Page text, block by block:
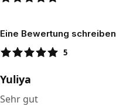
Eine Bewertung schreiben
5
Yuliya
Sehr gut